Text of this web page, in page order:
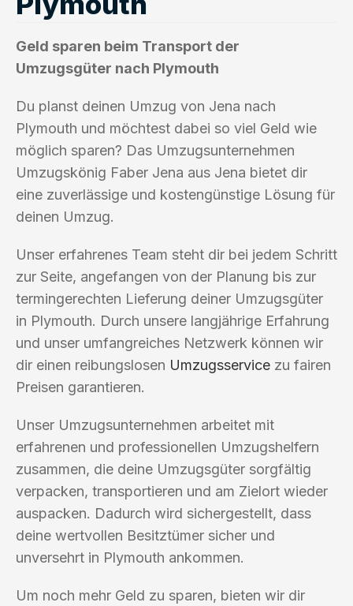
Geld sparen beim Transport der
Umzugsgüter nach Plymouth
Du planst deinen Umzug von Jena nach
Plymouth und möchtest dabei so viel Geld wie
möglich sparen? Das Umzugsunternehmen
Umzugskönig Faber Jena aus Jena bietet dir
eine zuverlässige und kostengünstige Lösung für
deinen Umzug.
Unser erfahrenes Team steht dir bei jedem Schritt
zur Seite, angefangen von der Planung bis zur
termingerechten Lieferung deiner Umzugsgüter
in Plymouth. Durch unsere langjährige Erfahrung
und unser umfangreiches Netzwerk können wir
dir einen reibungslosen Umzugsservice zu fairen
Preisen garantieren.
Unser Umzugsunternehmen arbeitet mit
erfahrenen und professionellen Umzugshelfern
zusammen, die deine Umzugsgüter sorgfältig
verpacken, transportieren und am Zielort wieder
auspacken. Dadurch wird sichergestellt, dass
deine wertvollen Besitztümer sicher und
unversehrt in Plymouth ankommen.
Um noch mehr Geld zu sparen, bieten wir dir